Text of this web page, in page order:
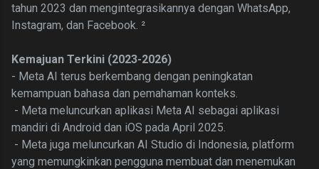
tahun 2023 dan mengintegrasikannya dengan WhatsApp,
Instagram, dan Facebook. ²
Kemajuan Terkini (2023-2026)
- Meta AI terus berkembang dengan peningkatan
kemampuan bahasa dan pemahaman konteks.
- Meta meluncurkan aplikasi Meta AI sebagai aplikasi
mandiri di Android dan iOS pada April 2025.
- Meta juga meluncurkan AI Studio di Indonesia, platform
yang memungkinkan pengguna membuat dan menemukan